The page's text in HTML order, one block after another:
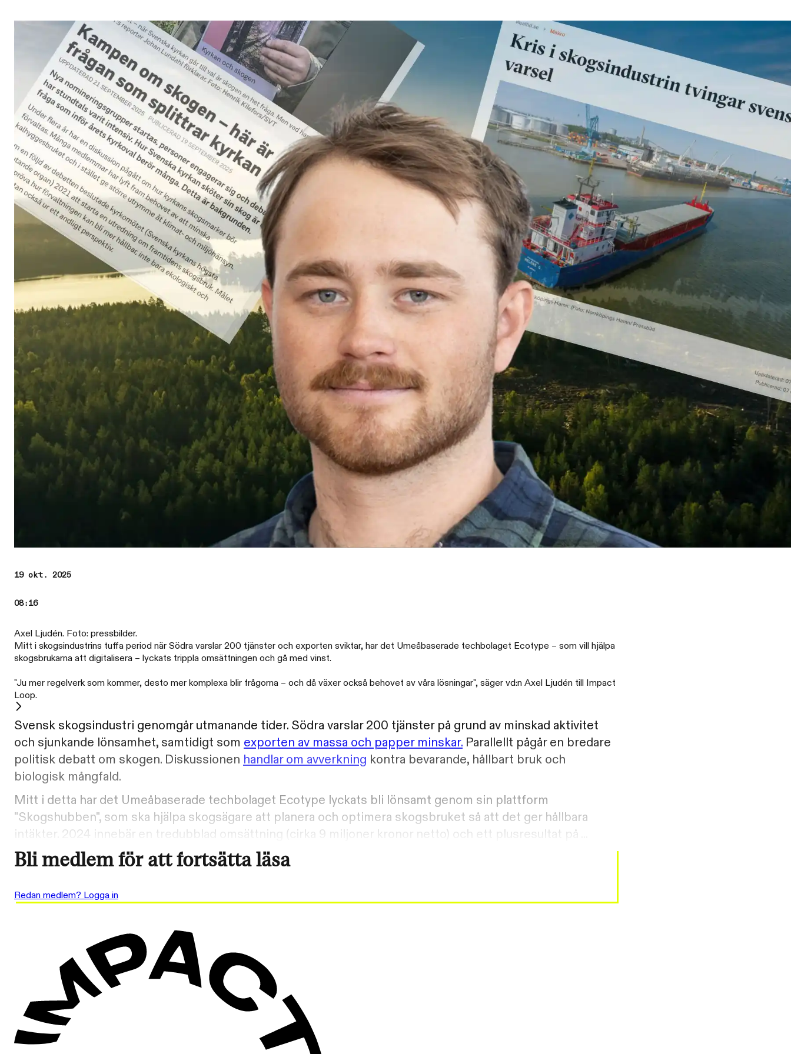
19 okt. 2025
08:16
Axel Ljudén. Foto: pressbilder.
Mitt i skogsindustrins tuffa period när Södra varslar 200 tjänster och exporten sviktar, har det Umeåbaserade techbolaget Ecotype – som vill hjälpa
skogsbrukarna att digitalisera – lyckats trippla omsättningen och gå med vinst.
"Ju mer regelverk som kommer, desto mer komplexa blir frågorna – och då växer också behovet av våra lösningar", säger vd:n Axel Ljudén till Impact
Loop.
Svensk skogsindustri genomgår utmanande tider. Södra varslar 200 tjänster på grund av minskad aktivitet
och sjunkande lönsamhet, samtidigt som exporten av massa och papper minskar. Parallellt pågår en bredare
politisk debatt om skogen. Diskussionen handlar om avverkning kontra bevarande, hållbart bruk och
biologisk mångfald.
Mitt i detta har det Umeåbaserade techbolaget Ecotype lyckats bli lönsamt genom sin plattform
"Skogshubben", som ska hjälpa skogsägare att planera och optimera skogsbruket så att det ger hållbara
intäkter. 2024 innebär en tredubblad omsättning (cirka 9 miljoner kronor netto) och ett plusresultat på ...
Bli medlem för att fortsätta läsa
Redan medlem? Logga in